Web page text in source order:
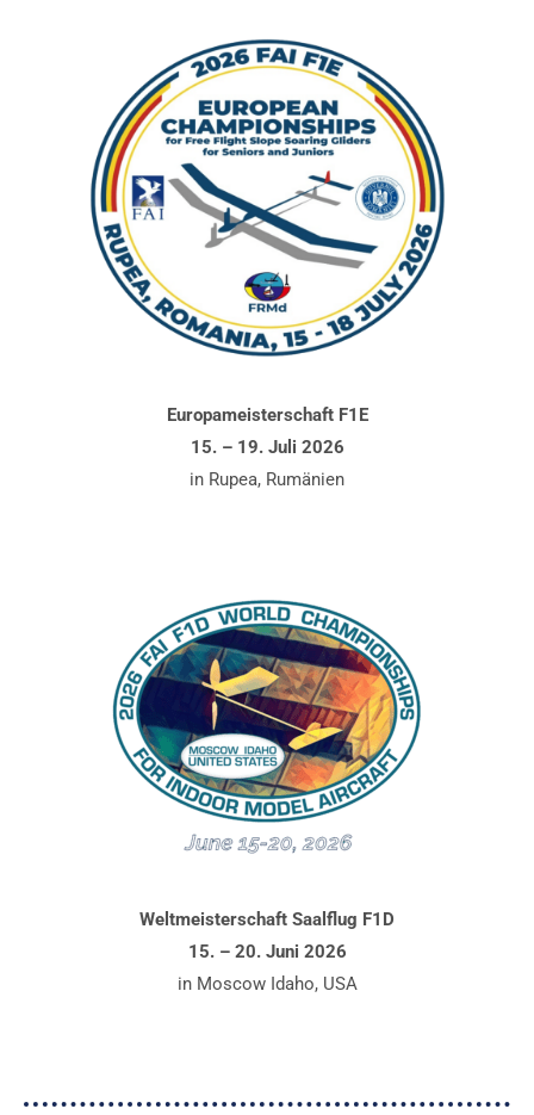
Europameisterschaft F1E
15. – 19. Juli 2026
in Rupea, Rumänien
Weltmeisterschaft Saalflug F1D
15. – 20. Juni 2026
in Moscow Idaho, USA